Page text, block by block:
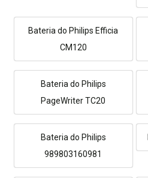
Bateria do Philips Efficia
CM120
Bateria do Philips
PageWriter TC20
Bateria do Philips
989803160981